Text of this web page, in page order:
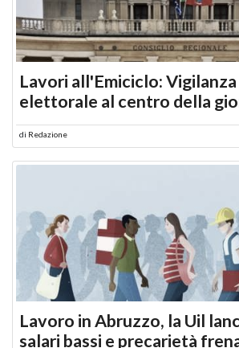
Lavori all'Emiciclo:
elettorale al centro della
di Redazione
Lavoro in Abruzzo, la Uil
salari bassi e precarietà